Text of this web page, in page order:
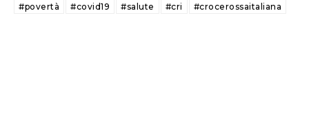
#povertà
#covid19 #salute #cri #crocerossaitaliana